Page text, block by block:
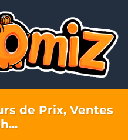
de Prix, Ventes